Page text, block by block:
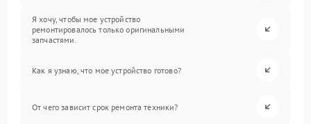
Я хочу, чтобы мое устройство
ремонтировалось только оригинальными
запчастями.
Как я узнаю, что мое устройство готово?
От чего зависит срок ремонта техники?